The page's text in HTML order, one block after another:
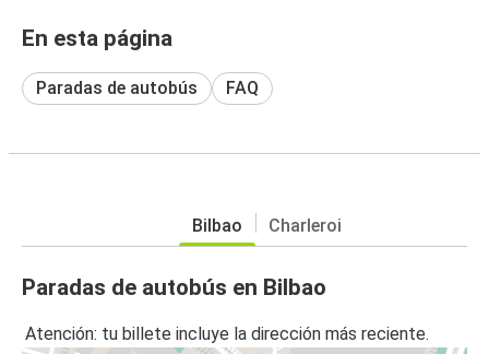
En esta página
Paradas de autobús FAQ
Bilbao Charleroi
Paradas de autobús en Bilbao
Atención: tu billete incluye la dirección más reciente.